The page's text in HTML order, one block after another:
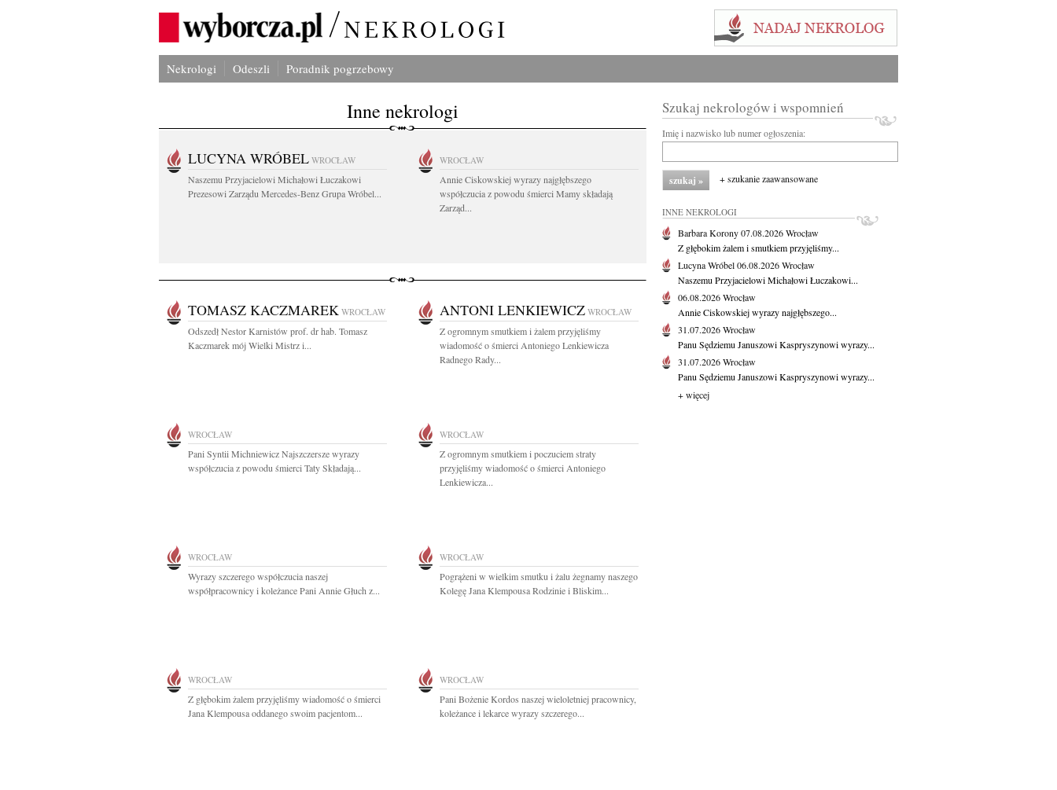
Nekrologi Odeszli Poradnik pogrzebowy
Inne nekrologi
LUCYNA WRÓBEL WROCŁAW
Naszemu Przyjacielowi Michałowi Łuczakowi
Prezesowi Zarządu Mercedes-Benz Grupa Wróbel...
WROCŁAW
Annie Ciskowskiej wyrazy najgłębszego
współczucia z powodu śmierci Mamy składają
Zarząd...
TOMASZ KACZMAREK WROCŁAW
Odszedł Nestor Karnistów prof. dr hab. Tomasz
Kaczmarek mój Wielki Mistrz i...
ANTONI LENKIEWICZ WROCŁAW
Z ogromnym smutkiem i żalem przyjęliśmy
wiadomość o śmierci Antoniego Lenkiewicza
Radnego Rady...
WROCŁAW
Pani Syntii Michniewicz Najszczersze wyrazy
współczucia z powodu śmierci Taty Składają...
WROCŁAW
Z ogromnym smutkiem i poczuciem straty
przyjęliśmy wiadomość o śmierci Antoniego
Lenkiewicza...
WROCŁAW
Wyrazy szczerego współczucia naszej
współpracownicy i koleżance Pani Annie Głuch z...
WROCŁAW
Pogrążeni w wielkim smutku i żalu żegnamy naszego
Kolegę Jana Klempousa Rodzinie i Bliskim...
WROCŁAW
Z głębokim żalem przyjęliśmy wiadomość o śmierci
Jana Klempousa oddanego swoim pacjentom...
WROCŁAW
Pani Bożenie Kordos naszej wieloletniej pracownicy,
koleżance i lekarce wyrazy szczerego...
Szukaj nekrologów i wspomnień
Imię i nazwisko lub numer ogłoszenia:
+ szukanie zaawansowane
INNE NEKROLOGI
Barbara Korony07.08.2026Wrocław
Z głębokim żalem i smutkiem przyjęliśmy...
Lucyna Wróbel06.08.2026Wrocław
Naszemu Przyjacielowi Michałowi Łuczakowi...
06.08.2026Wrocław
Annie Ciskowskiej wyrazy najgłębszego...
31.07.2026Wrocław
Panu Sędziemu Januszowi Kaspryszynowi wyrazy...
31.07.2026Wrocław
Panu Sędziemu Januszowi Kaspryszynowi wyrazy...
+ więcej